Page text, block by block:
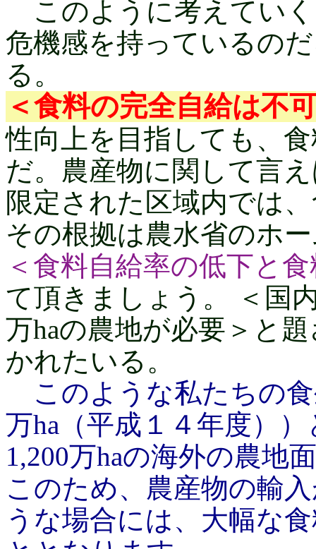
このように考えてい
危機感を持っているの
る。
＜食料の完全自給は不
性向上を目指しても、
だ。農産物に関して言
限定された区域内では
その根拠は農水省のホ
＜食料自給率の低下と
て頂きましょう。 ＜国
万haの農地が必要＞と
かれたいる。
このような私たちの食
万ha（平成１４年度）
1,200万haの海外の農地
このため、農産物の輸
うな場合には、大幅な